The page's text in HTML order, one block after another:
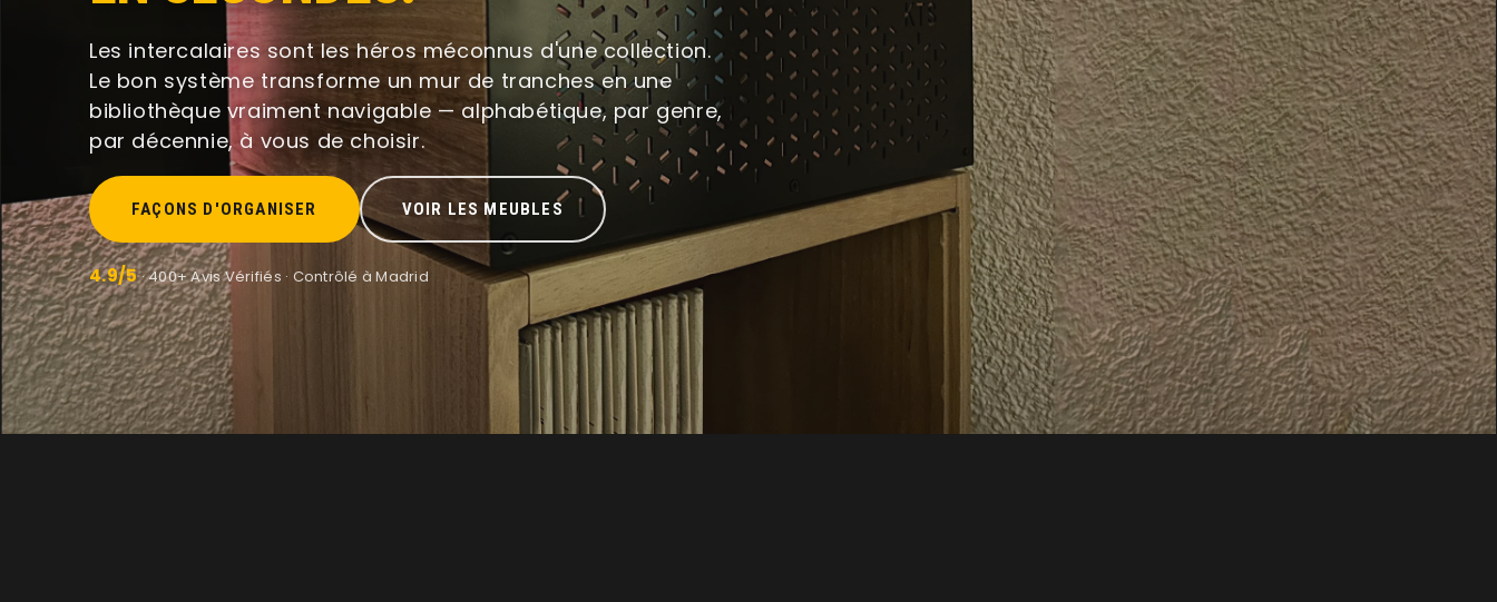
Les intercalaires sont les héros méconnus d'une collection.
Le bon système transforme un mur de tranches en une
bibliothèque vraiment navigable — alphabétique, par genre,
par décennie, à vous de choisir.
FAÇONS D'ORGANISER VOIR LES MEUBLES
4.9/5· 400+ Avis Vérifiés · Contrôlé à Madrid